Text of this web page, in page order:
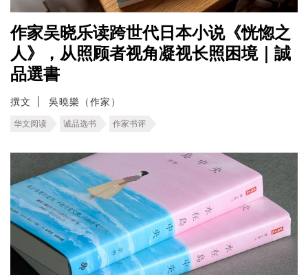
作家吴晓乐读跨世代日本小说《恍惚之
人》，从照顾者视角凝视长照困境｜誠
品選書
撰文 吳曉樂（作家）
华文阅读 诚品选书 作家书评